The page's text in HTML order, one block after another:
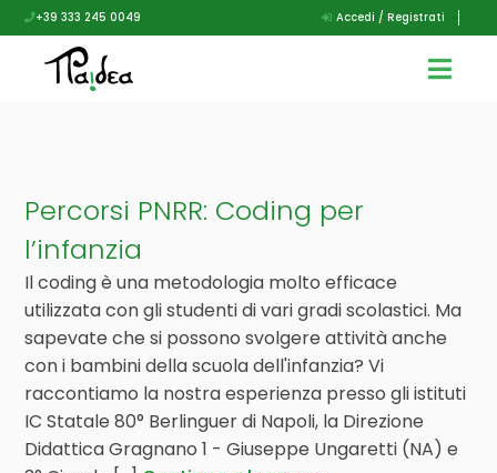
+39 333 245 0049 Accedi / Registrati
Percorsi PNRR: Coding per
l’infanzia
Il coding è una metodologia molto efficace
utilizzata con gli studenti di vari gradi scolastici. Ma
sapevate che si possono svolgere attività anche
con i bambini della scuola dell'infanzia? Vi
raccontiamo la nostra esperienza presso gli istituti
IC Statale 80° Berlinguer di Napoli, la Direzione
Didattica Gragnano 1 - Giuseppe Ungaretti (NA) e